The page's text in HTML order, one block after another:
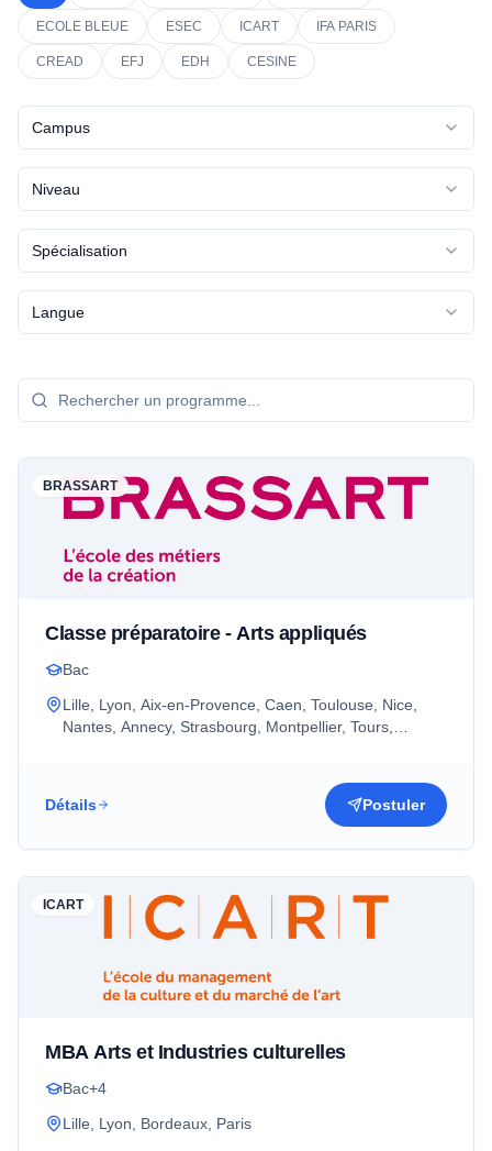
ECOLE BLEUE ESEC ICART IFA PARIS
CREAD EFJ EDH CESINE
Campus
Niveau
Spécialisation
Langue
BRASSART
Classe préparatoire - Arts appliqués
Bac
Lille, Lyon, Aix-en-Provence, Caen, Toulouse, Nice,
Nantes, Annecy, Strasbourg, Montpellier, Tours,
Détails Postuler
ICART
MBA Arts et Industries culturelles
Bac+4
Lille, Lyon, Bordeaux, Paris